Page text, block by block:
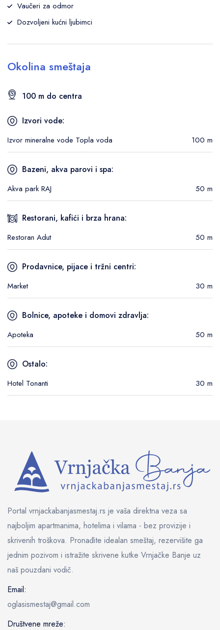
Vaučeri za odmor
Dozvoljeni kućni ljubimci
Okolina smeštaja
100 m do centra
Izvori vode:
Izvor mineralne vode Topla voda 100 m
Bazeni, akva parovi i spa:
Akva park RAJ 50 m
Restorani, kafići i brza hrana:
Restoran Adut 50 m
Prodavnice, pijace i tržni centri:
Market 30 m
Bolnice, apoteke i domovi zdravlja:
Apoteka 50 m
Ostalo:
Hotel Tonanti 30 m
Portal vrnjackabanjasmestaj.rs je vaša direktna veza sa
najboljim apartmanima, hotelima i vilama - bez provizije i
skrivenih troškova. Pronađite idealan smeštaj, rezervišite ga
jednim pozivom i istražite skrivene kutke Vrnjačke Banje uz
naš pouzdani vodič.
Email:
oglasismestaj@gmail.com
Društvene mreže: